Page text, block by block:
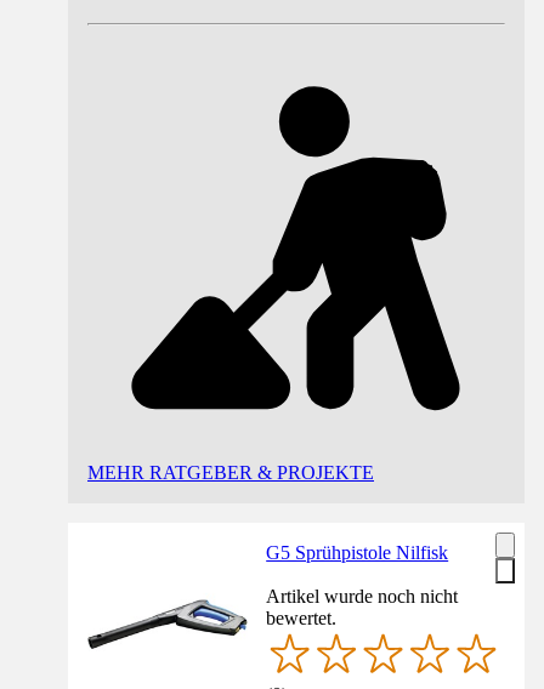
MEHR RATGEBER & PROJEKTE
G5 Sprühpistole Nilfisk
Artikel wurde noch nicht
bewertet.